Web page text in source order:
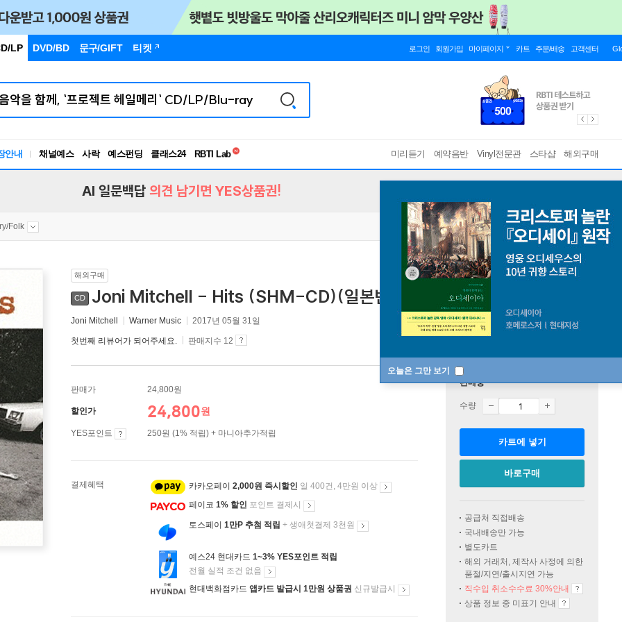
LP DVD/BD 문구/GIFT 티켓 로그인 회원가입 마이페이지 카트 주문/배송 고객센터
안내 채널예스 사락 예스펀딩 클래스24
RBTI Lab
독서유형검사
미리듣기 예약음반 Vinyl전문관 스타샵 해외구매
오늘은 그만 보기
AI 일문백답 의견 남기면 YES상품권!
Folk
해외구매
CD Joni Mitchell - Hits (SHM-CD)(일본반)
Joni Mitchell Warner Music 2017년 05월 31일
첫번째 리뷰어가 되어주세요. 판매지수 12
판매가 24,800원
할인가 24,800원
YES포인트 250원 (1% 적립) + 마니아추가적립
결제혜택 카카오페이 2,000원 즉시할인 일 400건, 4만원 이상
페이코 1% 할인 포인트 결제시
토스페이 1만P 추첨 적립 + 생애첫결제 3천원
예스24 현대카드 1~3% YES포인트 적립
전월 실적 조건 없음
현대백화점카드 앱카드 발급시 1만원 상품권 신규발급시
판매중
수량
카트에 넣기
바로구매
공급처 직접배송
국내배송만 가능
별도카트
해외 거래처, 제작사 사정에 의한
품절/지연/출시지연 가능
직수입 취소수수료 30%안내
상품 정보 중 미표기 안내